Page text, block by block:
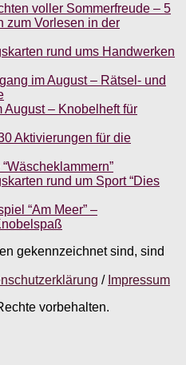
voller Sommerfreude – 5
zum Vorlesen in der
rund ums Handwerken
im August – Rätsel- und
August – Knobelheft für
Aktivierungen für die
rund um Sport “Dies
“Am Meer” –
gekennzeichnet sind, sind
/ Impressum
vorbehalten.